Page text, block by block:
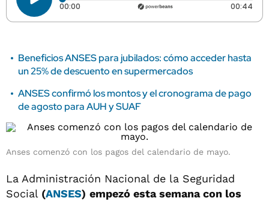
00:00 Tiempo transcurrido: 0 segundos 00:44
Beneficios ANSES para jubilados: cómo acceder hasta
un 25% de descuento en supermercados
ANSES confirmó los montos y el cronograma de pago
de agosto para AUH y SUAF
Anses comenzó con los pagos del calendario de mayo.
La Administración Nacional de la Seguridad
Social (ANSES) empezó esta semana con los